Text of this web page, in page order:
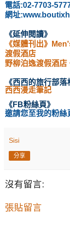
電話:02-7703-
網址
《延伸閱讀》
《媒體刊出》
渡假酒店
野柳泊逸渡假酒
《西西的旅行部落
西西漫走筆記
《FB粉絲頁》
邀請您至我的粉絲
Sisi
分享
沒有留言:
張貼留言